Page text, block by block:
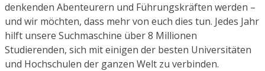
denkenden Abenteurern und Führungskräften werden –
und wir möchten, dass mehr von euch dies tun. Jedes Jahr
hilft unsere Suchmaschine über 8 Millionen
Studierenden, sich mit einigen der besten Universitäten
und Hochschulen der ganzen Welt zu verbinden.